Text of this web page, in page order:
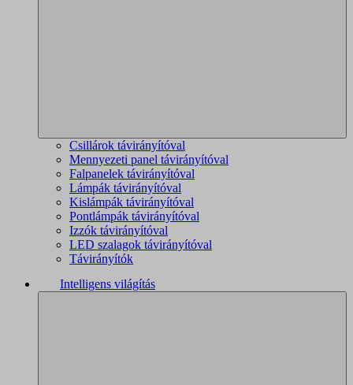
Csillárok távirányítóval
Mennyezeti panel távirányítóval
Falpanelek távirányítóval
Lámpák távirányítóval
Kislámpák távirányítóval
Pontlámpák távirányítóval
Izzók távirányítóval
LED szalagok távirányítóval
Távirányítók
Intelligens világítás